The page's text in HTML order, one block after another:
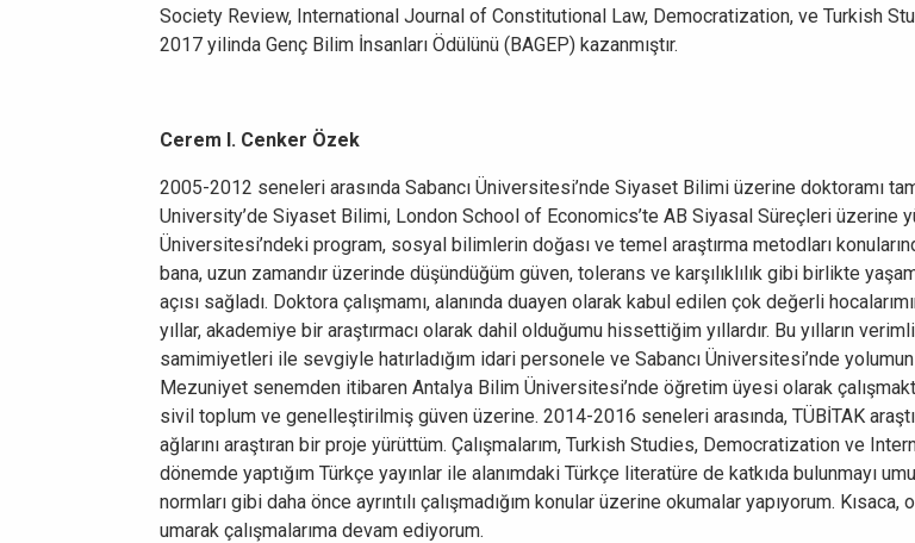
Society Review, International Journal of Constitutional Law, Democratization, ve Turkish
2017 yilinda Genç Bilim İnsanları Ödülünü (BAGEP) kazanmıştır.
Cerem I. Cenker Özek
2005-2012 seneleri arasında Sabancı Üniversitesi’nde Siyaset Bilimi üzerine doktoramı
University’de Siyaset Bilimi, London School of Economics’te AB Siyasal Süreçleri üzerine
Üniversitesi’ndeki program, sosyal bilimlerin doğası ve temel araştırma metodları
bana, uzun zamandır üzerinde düşündüğüm güven, tolerans ve karşılıklılık gibi birlikte
açısı sağladı. Doktora çalışmamı, alanında duayen olarak kabul edilen çok değerli
yıllar, akademiye bir araştırmacı olarak dahil olduğumu hissettiğim yıllardır. Bu yılların
samimiyetleri ile sevgiyle hatırladığım idari personele ve Sabancı Üniversitesi’nde
Mezuniyet senemden itibaren Antalya Bilim Üniversitesi’nde öğretim üyesi olarak
sivil toplum ve genelleştirilmiş güven üzerine. 2014-2016 seneleri arasında, TÜBİTAK
ağlarını araştıran bir proje yürüttüm. Çalışmalarım, Turkish Studies, Democratization ve
dönemde yaptığım Türkçe yayınlar ile alanımdaki Türkçe literatüre de katkıda bulunmayı
normları gibi daha önce ayrıntılı çalışmadığım konular üzerine okumalar yapıyorum.
umarak çalışmalarıma devam ediyorum.